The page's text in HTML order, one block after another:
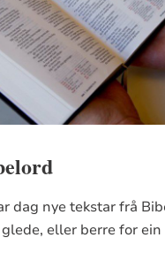
dag nye tekstar frå
eller berre for